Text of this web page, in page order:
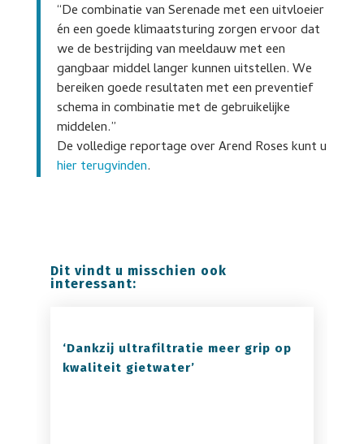
“De combinatie van Serenade met een uitvloeier
én een goede klimaatsturing zorgen ervoor dat
we de bestrijding van meeldauw met een
gangbaar middel langer kunnen uitstellen. We
bereiken goede resultaten met een preventief
schema in combinatie met de gebruikelijke
middelen.”
De volledige reportage over Arend Roses kunt u
hier terugvinden.
Dit vindt u misschien ook
interessant:
‘Dankzij ultrafiltratie meer grip op
kwaliteit gietwater’